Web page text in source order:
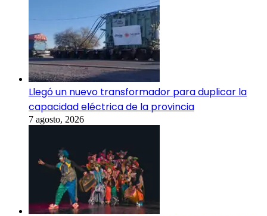
Llegó un nuevo transformador para duplicar la
capacidad eléctrica de la provincia
7 agosto, 2026